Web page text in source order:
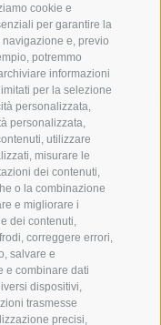
cookie e
per garantire la
e, previo
potremmo
informazioni
per la selezione
personalizzata,
personalizzata,
utilizzare
misurare le
dei contenuti,
o la combinazione
e migliorare i
dei contenuti,
correggere errori,
salvare e
e combinare dati
dispositivi,
trasmesse
precisi,
SPORT E
MOMENTI
SCIARE
ESCURSIONI
ALTA
BIKE
FONDO